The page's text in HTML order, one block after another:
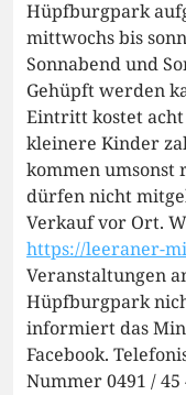
Hüpfburgpark
mittwochs bis
Sonnabend und
Gehüpft werden
Eintritt kostet
kleinere Kinder
kommen umsonst
dürfen nicht
Verkauf vor Ort.
https://leeraner-
Veranstaltungen
Hüpfburgpark
informiert das
Facebook.
Nummer 0491 /